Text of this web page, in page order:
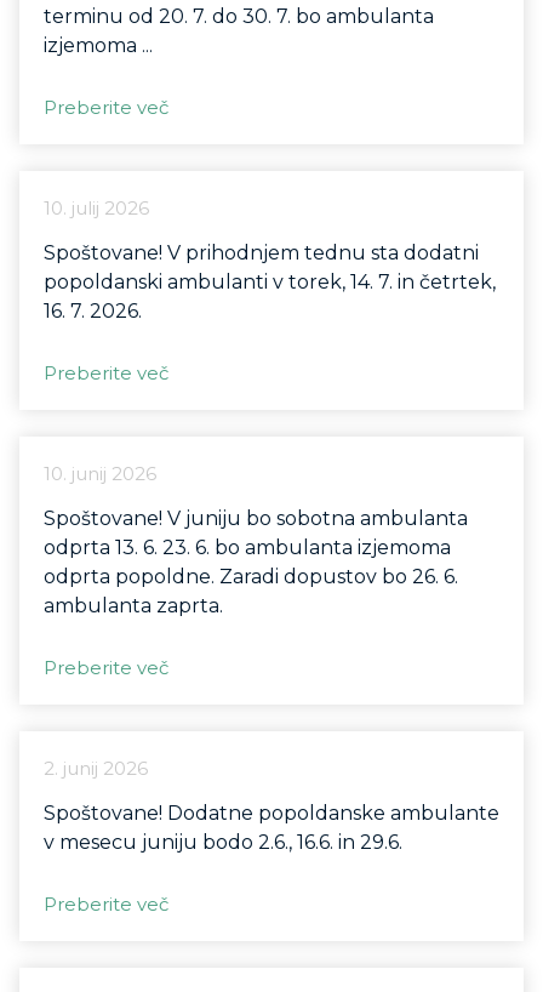
terminu od 20. 7. do 30. 7. bo ambulanta
izjemoma ...
Preberite več
10. julij 2026
Spoštovane! V prihodnjem tednu sta dodatni
popoldanski ambulanti v torek, 14. 7. in četrtek,
16. 7. 2026.
Preberite več
10. junij 2026
Spoštovane! V juniju bo sobotna ambulanta
odprta 13. 6. 23. 6. bo ambulanta izjemoma
odprta popoldne. Zaradi dopustov bo 26. 6.
ambulanta zaprta.
Preberite več
2. junij 2026
Spoštovane! Dodatne popoldanske ambulante
v mesecu juniju bodo 2.6., 16.6. in 29.6.
Preberite več